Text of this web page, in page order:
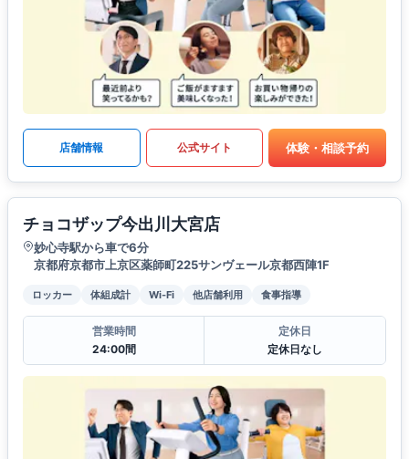
店舗情報 公式サイト 体験・相談予約
チョコザップ今出川大宮店
妙心寺駅から車で6分
京都府京都市上京区薬師町225サンヴェール京都西陣1F
ロッカー 体組成計 Wi-Fi 他店舗利用 食事指導
営業時間
24:00間
定休日
定休日なし